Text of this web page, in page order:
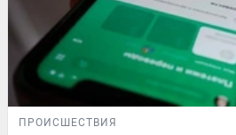
ПРОИСШЕСТВИЯ